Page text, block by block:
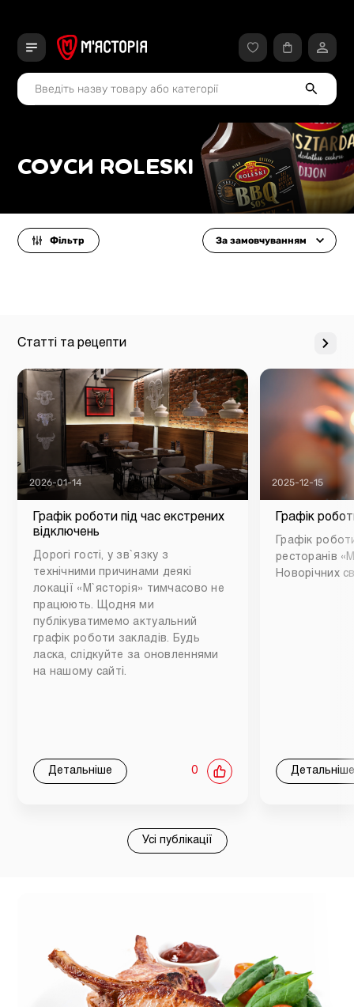
СОУСИ ROLESKI
Фільтр За замовчуванням
Статті та рецепти
2026-01-14
Графік роботи під час екстрених
відключень
Дорогі гості, у зв`язку з
технічними причинами деякі
локації «М`ясторія» тимчасово не
працюють. Щодня ми
публікуватимемо актуальний
графік роботи закладів. Будь
ласка, слідкуйте за оновленнями
на нашому сайті.
Детальніше 0
2025-12-15
Графік
Графік
ресторанів
Новорічних
Детальніше
Усі публікації